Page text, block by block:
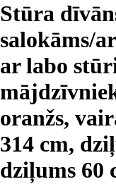
Stūra
salokāms/
ar labo
oranžs,
314 cm,
dziļums 60